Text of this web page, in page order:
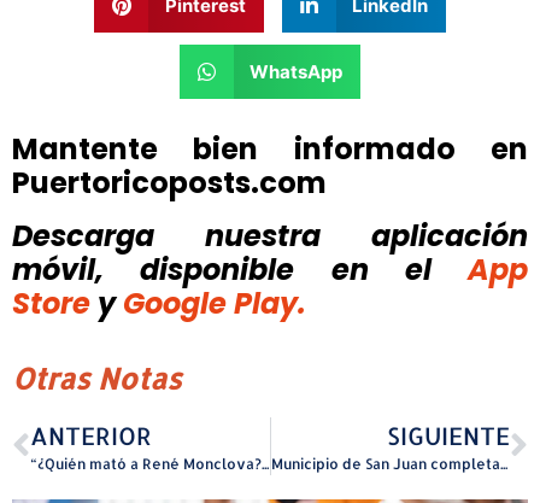
Pinterest LinkedIn
WhatsApp
Mantente bien informado en
Puertoricoposts.com
Descarga nuestra aplicación
móvil, disponible
en el
App
Store y Google Play.
Otras Notas
ANTERIOR
“¿Quién mató a René Monclova?”: la obra interactiva y mágica que marcó a la audiencia
SIGUIENTE
Municipio de San Juan completa mejoras al Gimnasio de Boxeo de Parcelas Falú